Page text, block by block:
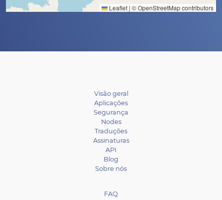
Leaflet | ©OpenStreetMapcontributors
Visão geral
Aplicações
Segurança
Nodes
Traduções
Assinaturas
API
Blog
Sobre nós
FAQ